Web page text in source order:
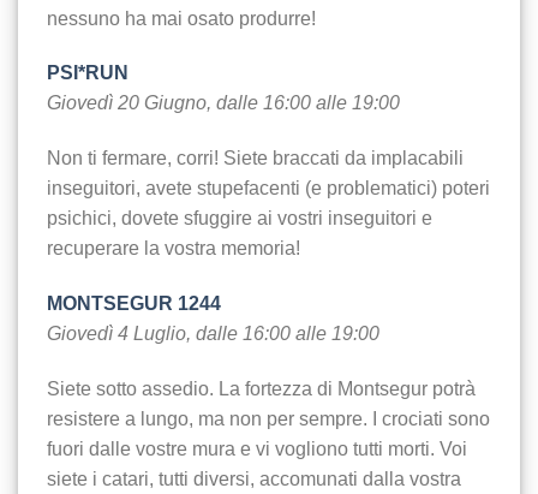
nessuno ha mai osato produrre!
PSI*RUN
Giovedì 20 Giugno, dalle 16:00 alle 19:00
Non ti fermare, corri! Siete braccati da implacabili
inseguitori, avete stupefacenti (e problematici) poteri
psichici, dovete sfuggire ai vostri inseguitori e
recuperare la vostra memoria!
MONTSEGUR 1244
Giovedì 4 Luglio, dalle 16:00 alle 19:00
Siete sotto assedio. La fortezza di Montsegur potrà
resistere a lungo, ma non per sempre. I crociati sono
fuori dalle vostre mura e vi vogliono tutti morti. Voi
siete i catari, tutti diversi, accomunati dalla vostra